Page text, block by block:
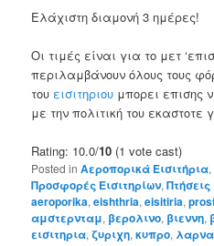
Ελάχιστη διαμονή 3 ημέρες!
Οι τιμές είναι για το μετ
περιλαμβάνουν όλους τους
του εισιτηριου μπορει επισης
με την πολιτική του εκαστοτε
Rating: 10.0/10 (1 vote cast)
Posted in Αεροπορικά Εισιτήρια,
Προσφορές Εισιτηρίων,
aeroporika,eishthria,eisitiria,
αμστερνταμ, βερολινο, βιεννη,
εισιτηρια,ζυριχη,κυπρο,